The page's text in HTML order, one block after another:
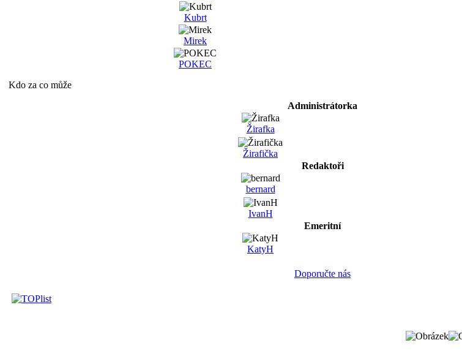
Kubrt
Mirek
POKEC
Kdo za co může
Administrátorka
Žirafka
Žirafička
Redaktoři
bernard
IvanH
Emeritní
KatyH
Doporučte nás